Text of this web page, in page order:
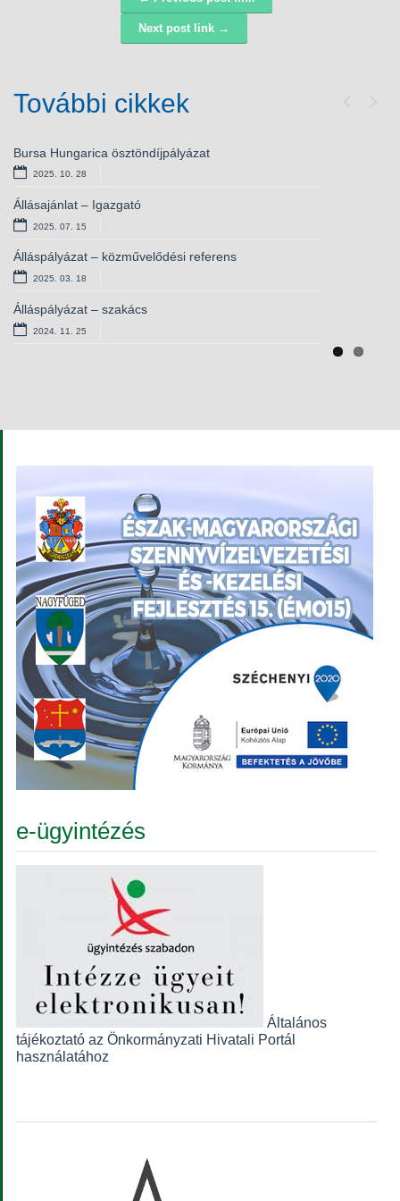
Navigáció
Next post link →
További cikkek
Bursa Hungarica ösztöndíjpályázat
2025. 10. 28
Állásajánlat – Igazgató
2025. 07. 15
Álláspályázat – közművelődési referens
2025. 03. 18
Álláspályázat – szakács
2024. 11. 25
Álláspályázat – óvodapedagógus
2024. 11. 25
Állásajánlat – konyhai kisegítő
2024. 10. 16
Álláspályázat – óvodapedagógus
2024. 06. 13
Álláspályázat – konyhai kisegítő
2024. 02. 19
e-ügyintézés
Általános
tájékoztató az Önkormányzati Hivatali Portál
használatához